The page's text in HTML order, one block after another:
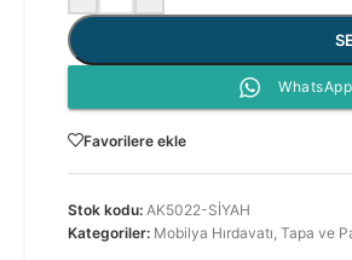
Favorilere ekle
Stok kodu: AK5022-SİYAH
Kategoriler: Mobilya Hırdavatı, Tapa ve